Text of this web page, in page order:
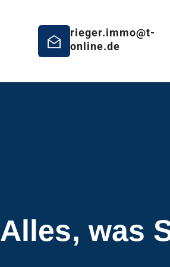
rieger.immo@t-
online.de
Alles, was